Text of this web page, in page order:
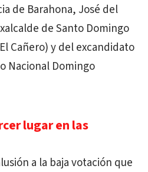
de Barahona, José del
de Santo Domingo
Cañero) y del excandidato
Nacional Domingo
lugar en las
a la baja votación que